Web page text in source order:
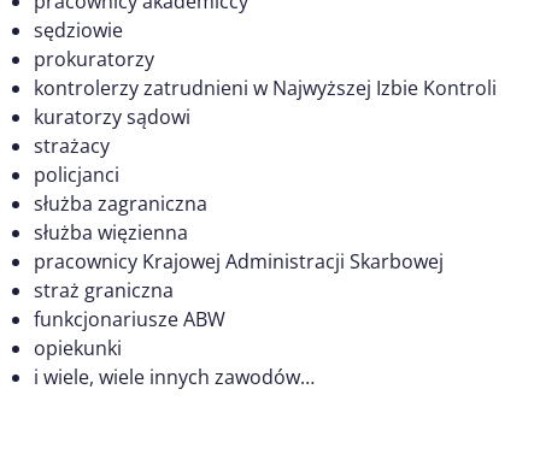
sędziowie
prokuratorzy
kontrolerzy zatrudnieni w Najwyższej Izbie Kontroli
kuratorzy sądowi
strażacy
policjanci
służba zagraniczna
służba więzienna
pracownicy Krajowej Administracji Skarbowej
straż graniczna
funkcjonariusze ABW
opiekunki
i wiele, wiele innych zawodów…